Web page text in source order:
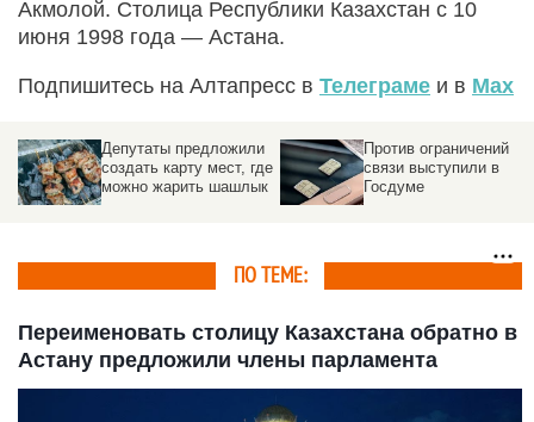
Акмолой. Столица Республики Казахстан с 10
июня 1998 года — Астана.
Подпишитесь на Алтапресс в Телеграме и в Max
Депутаты предложили
создать карту мест, где
можно жарить шашлык
Против ограничений
связи выступили в
Госдуме
ПО ТЕМЕ:
Переименовать столицу Казахстана обратно в
Астану предложили члены парламента